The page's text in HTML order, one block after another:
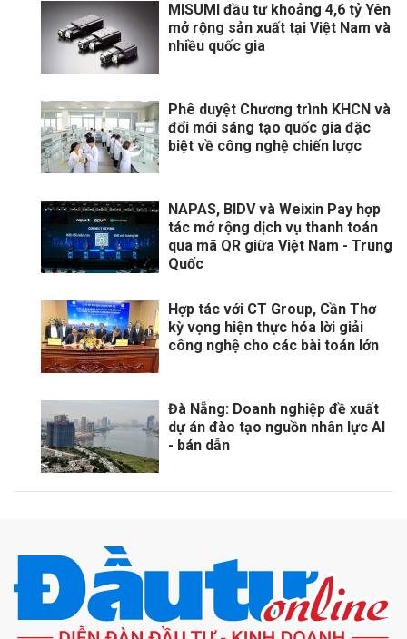
MISUMI đầu tư khoảng 4,6 tỷ Yên
mở rộng sản xuất tại Việt Nam và
nhiều quốc gia
Phê duyệt Chương trình KHCN và
đổi mới sáng tạo quốc gia đặc
biệt về công nghệ chiến lược
NAPAS, BIDV và Weixin Pay hợp
tác mở rộng dịch vụ thanh toán
qua mã QR giữa Việt Nam - Trung
Quốc
Hợp tác với CT Group, Cần Thơ
kỳ vọng hiện thực hóa lời giải
công nghệ cho các bài toán lớn
Đà Nẵng: Doanh nghiệp đề xuất
dự án đào tạo nguồn nhân lực AI
- bán dẫn